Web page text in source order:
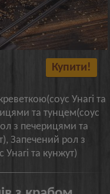
Купити!
Унагі та
та тунцем(соус
з печерицями та
Запечений рол з
та кунжут)